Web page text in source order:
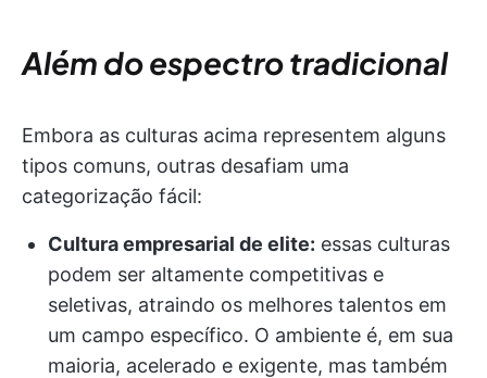
Além do espectro tradicional
Embora as culturas acima representem alguns
tipos comuns, outras desafiam uma
categorização fácil:
Cultura empresarial de elite: essas culturas
podem ser altamente competitivas e
seletivas, atraindo os melhores talentos em
um campo específico. O ambiente é, em sua
maioria, acelerado e exigente, mas também